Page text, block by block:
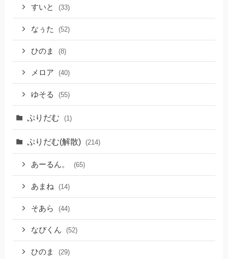
すいと (33)
なぅた (52)
ひのま (8)
メロア (40)
ゆそる (55)
ぷりだむ (1)
ぷりだむ(解散) (214)
あーるん。 (65)
あまね (14)
そあら (44)
なぴくん (52)
ひのま (29)